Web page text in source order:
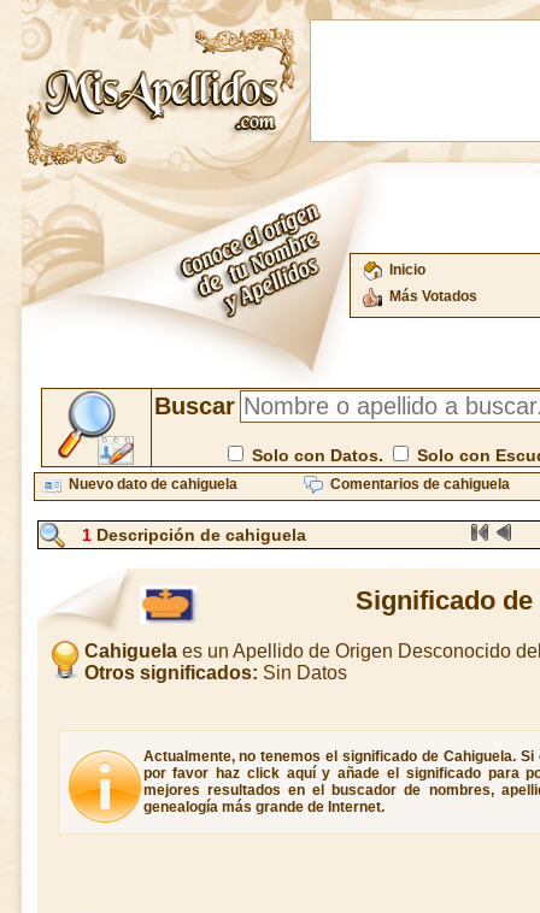
Inicio
Más Votados
Buscar
Solo con Datos. Solo con
Nuevo dato de cahiguela Comentarios de cahiguela
1 Descripción de cahiguela
Significado de
Cahiguelaes un Apellido de Origen Desconocido
Otros significados: Sin Datos
Actualmente, no tenemos el significado de Cahiguela.
por favor haz click aquí y añade el significado para
mejores resultados en el buscador de nombres,
genealogía más grande de Internet.